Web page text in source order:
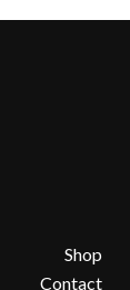
Shop
Contact